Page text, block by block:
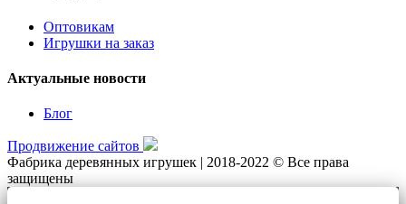
Оптовикам
Игрушки на заказ
Актуальные новости
Блог
Продвижение сайтов
Фабрика деревянных игрушек | 2018-2022 © Все права
защищены